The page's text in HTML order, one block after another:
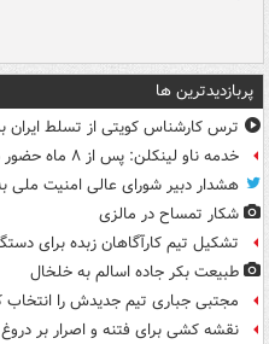
پربازدیدترین ها
ترس کارشناس کویتی از تسلط ایران
خدمه ناو لینکلن: پس از ۸ ماه حضور در دریا خسته و درمانده‌ شدیم
هشدار دبیر شورای عالی امنیت ملی
شکار تمساح در مالزی
تشکیل تیم کارآگاهان زبده برای
طبیعت بکر جاده اسالم به خلخال
مجتبی جباری تیم جدیدش را انتخاب
نقشه کشی برای فتنه و اصرار بر دروغ